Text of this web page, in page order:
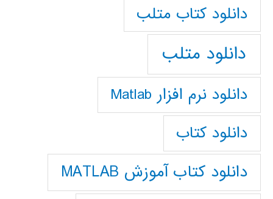
دانلود كتاب متلب
دانلود متلب
دانلود نرم افزار Matlab
دانلود کتاب
دانلود کتاب آموزش MATLAB